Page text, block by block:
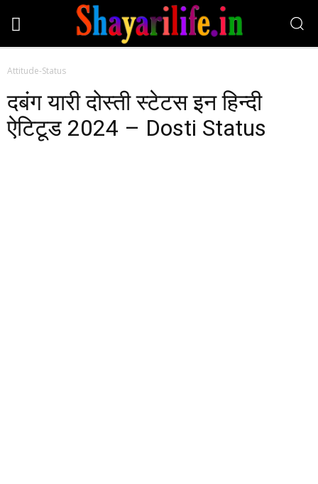
Attitude-Status
दबंग यारी दोस्ती स्टेटस इन हिन्दी
ऐटिटूड 2024 – Dosti Status